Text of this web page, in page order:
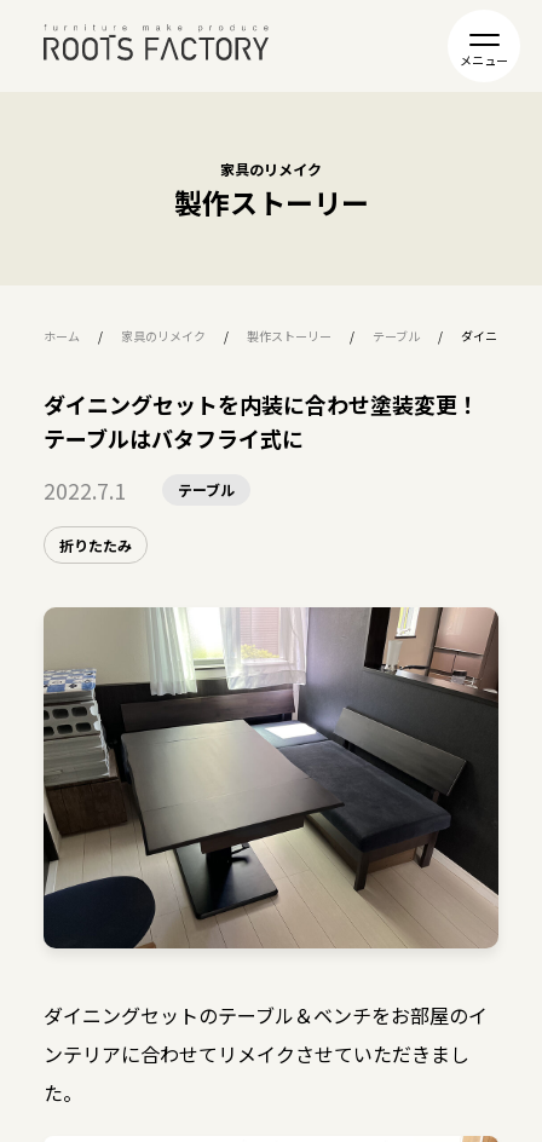
家具のリメイク
製作ストーリー
ホーム 家具のリメイク 製作ストーリー テーブル ダイニングセ
ダイニングセットを内装に合わせ塗装変更！
テーブルはバタフライ式に
2022.7.1
テーブル
折りたたみ
ダイニングセットのテーブル＆ベンチをお部屋のイ
ンテリアに合わせてリメイクさせていただきまし
た。